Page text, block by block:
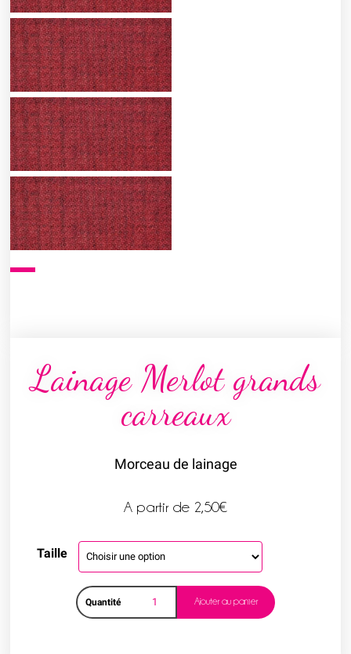
Lainage Merlot grands
carreaux
Morceau de lainage
A partir de 2,50€
Taille
Quantité Ajouter au panier